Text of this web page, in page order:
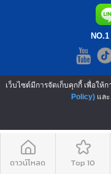
เว็บไซต์มีการจัดเก็บคุกกี้ เพื่อให้
Policy)และ
ดาวน์โหลด Top 10